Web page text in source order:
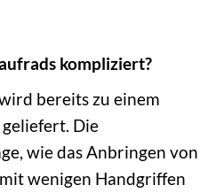
kompliziert?
bereits zu einem
Die
wie das Anbringen von
wenigen Handgriffen